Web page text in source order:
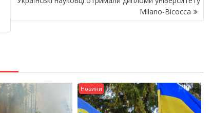
Milano-Bicocca
Новини